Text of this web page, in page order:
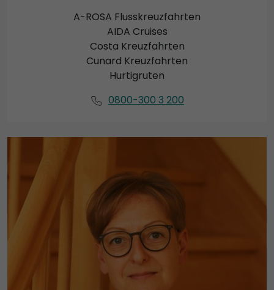
A-ROSA Flusskreuzfahrten
AIDA Cruises
Costa Kreuzfahrten
Cunard Kreuzfahrten
Hurtigruten
0800-300 3 200